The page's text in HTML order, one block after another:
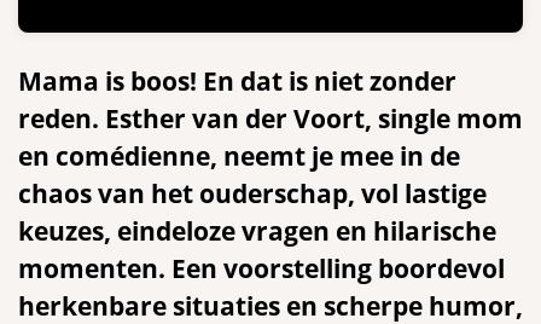
Mama is boos! En dat is niet zonder
reden. Esther van der Voort, single mom
en comédienne, neemt je mee in de
chaos van het ouderschap, vol lastige
keuzes, eindeloze vragen en hilarische
momenten. Een voorstelling boordevol
herkenbare situaties en scherpe humor,